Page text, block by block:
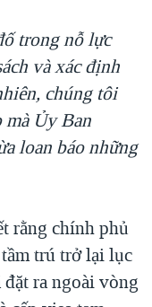
trong nỗ lực
và xác định
chúng tôi
mà Ủy Ban
loan báo những
rằng chính phủ
trú trở lại lục
ra ngoài vòng